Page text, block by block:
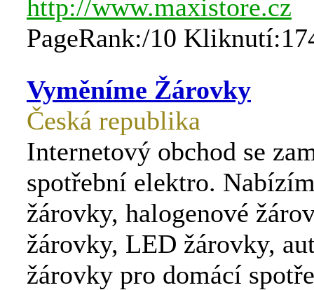
http://www.maxistore.cz
PageRank:/10
Vyměníme Žárovky
Česká republika
Internetový obchod se
spotřební elektro.
žárovky, halogenové
žárovky, LED žárovky,
žárovky pro domácí